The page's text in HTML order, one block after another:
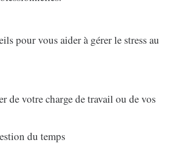
pour vous aider à gérer le stress au
de votre charge de travail ou de vos
du temps